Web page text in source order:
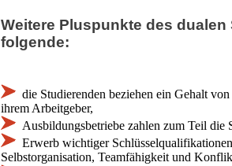
Weitere Pluspunkte des
folgende:
die Studierenden beziehen ein Gehalt
ihrem Arbeitgeber,
Ausbildungsbetriebe zahlen zum Teil die
Erwerb wichtiger
Selbstorganisation, Teamfähigkeit und